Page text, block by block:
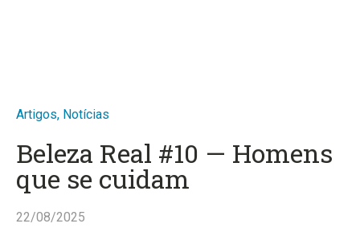
Artigos, Notícias
Beleza Real #10 — Homens
que se cuidam
22/08/2025